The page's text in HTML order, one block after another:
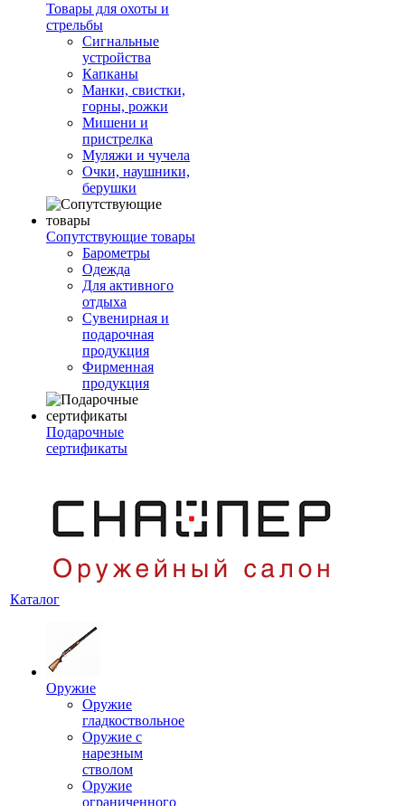
Товары для охоты и
стрельбы
Сигнальные
устройства
Капканы
Манки, свистки,
горны, рожки
Мишени и
пристрелка
Муляжи и чучела
Очки, наушники,
берушки
Сопутствующие товары
Барометры
Одежда
Для активного
отдыха
Сувенирная и
подарочная
продукция
Фирменная
продукция
Подарочные
сертификаты
Каталог
Оружие
Оружие
гладкоствольное
Оружие с
нарезным
стволом
Оружие
ограниченного